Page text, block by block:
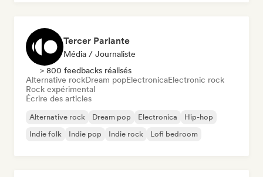
Tercer Parlante
Média / Journaliste
> 800 feedbacks réalisés
Alternative rockDream popElectronicaElectronic rock
Rock expérimental
Écrire des articles
Alternative rock Dream pop Electronica
Hip-hop
Indie folk
Indie pop Indie rock Lofi bedroom